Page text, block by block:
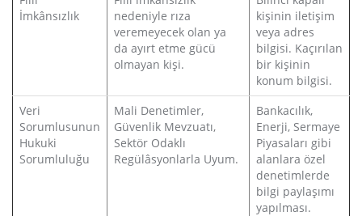
İmkânsızlık
nedeniyle rıza
veremeyecek olan ya
da ayırt etme gücü
olmayan kişi.
kişinin iletişim
veya adres
bilgisi. Kaçırılan
bir kişinin
konum bilgisi.
Veri
Sorumlusunun
Hukuki
Sorumluluğu
Mali Denetimler,
Güvenlik Mevzuatı,
Sektör Odaklı
Regülâsyonlarla Uyum.
Bankacılık,
Enerji, Sermaye
Piyasaları gibi
alanlara özel
denetimlerde
bilgi paylaşımı
yapılması.